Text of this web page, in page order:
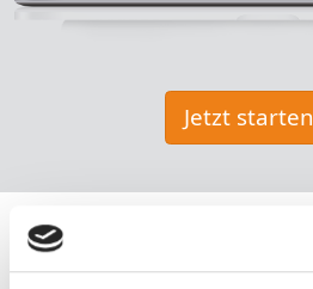
Jetzt starten